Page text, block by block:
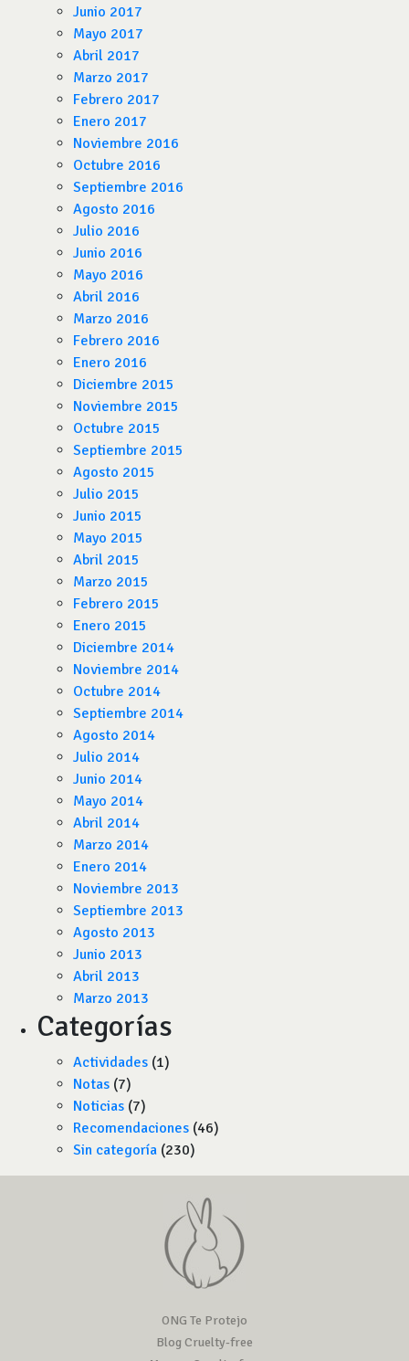
Junio 2017
Mayo 2017
Abril 2017
Marzo 2017
Febrero 2017
Enero 2017
Noviembre 2016
Octubre 2016
Septiembre 2016
Agosto 2016
Julio 2016
Junio 2016
Mayo 2016
Abril 2016
Marzo 2016
Febrero 2016
Enero 2016
Diciembre 2015
Noviembre 2015
Octubre 2015
Septiembre 2015
Agosto 2015
Julio 2015
Junio 2015
Mayo 2015
Abril 2015
Marzo 2015
Febrero 2015
Enero 2015
Diciembre 2014
Noviembre 2014
Octubre 2014
Septiembre 2014
Agosto 2014
Julio 2014
Junio 2014
Mayo 2014
Abril 2014
Marzo 2014
Enero 2014
Noviembre 2013
Septiembre 2013
Agosto 2013
Junio 2013
Abril 2013
Marzo 2013
Categorías
Actividades (1)
Notas (7)
Noticias (7)
Recomendaciones (46)
Sin categoría (230)
ONG Te Protejo
Blog Cruelty-free